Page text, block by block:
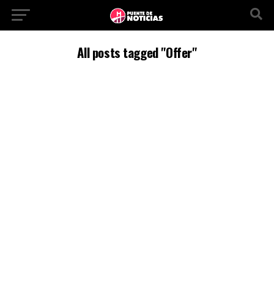
All posts tagged "Offer"